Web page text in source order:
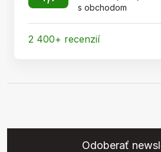
s obchodom
2 400+ recenzií
Odoberať